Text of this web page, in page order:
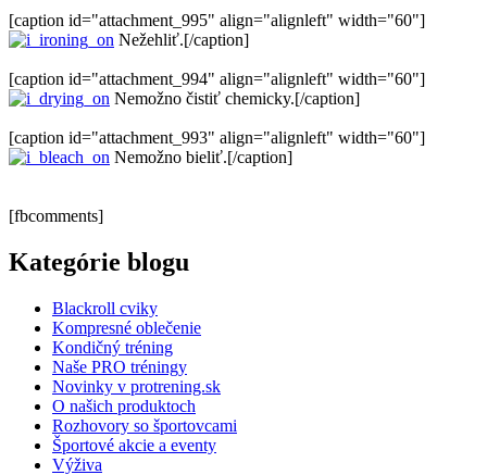
[caption id="attachment_995" align="alignleft" width="60"]
Nežehliť.[/caption]
[caption id="attachment_994" align="alignleft" width="60"]
Nemožno čistiť chemicky.[/caption]
[caption id="attachment_993" align="alignleft" width="60"]
Nemožno bieliť.[/caption]
[fbcomments]
Kategórie blogu
Blackroll cviky
Kompresné oblečenie
Kondičný tréning
Naše PRO tréningy
Novinky v protrening.sk
O našich produktoch
Rozhovory so športovcami
Športové akcie a eventy
Výživa